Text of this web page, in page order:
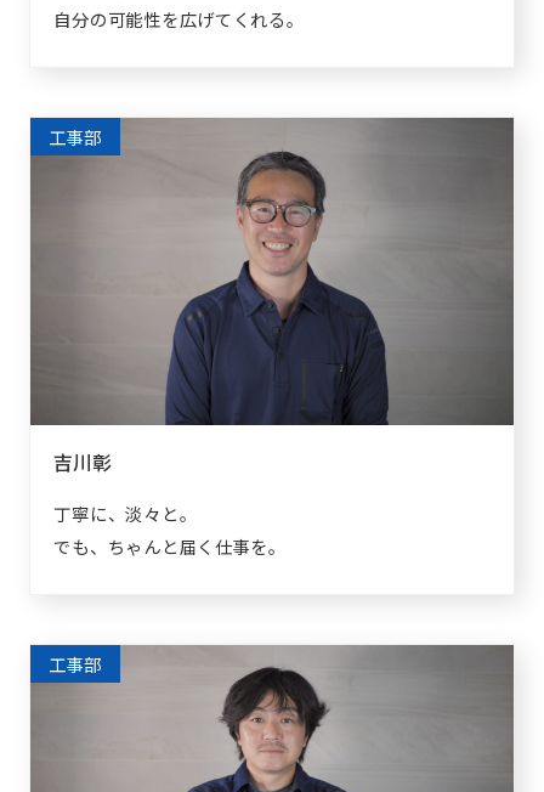
自分の可能性を広げてくれる。
工事部
吉川彰
丁寧に、淡々と。
でも、ちゃんと届く仕事を。
工事部